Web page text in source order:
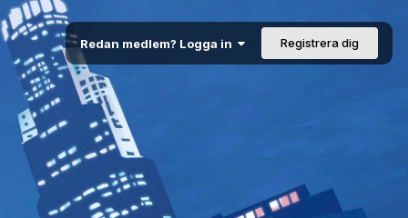
Redan medlem? Logga in Registrera dig